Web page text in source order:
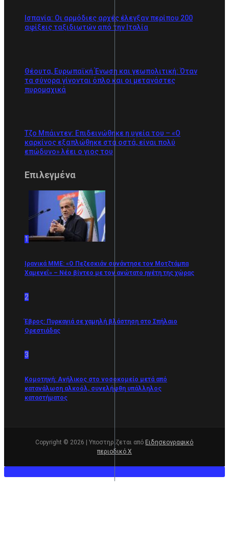
Ισπανία: Οι αρμόδιες αρχές έλεγξαν περίπου 200
αφίξεις ταξιδιωτών από την Ιταλία
Θέουτα, Ευρωπαϊκή Ένωση και γεωπολιτική: Όταν
τα σύνορα γίνονται όπλο και οι μετανάστες
πυρομαχικά
Τζο Μπάιντεν: Επιδεινώθηκε η υγεία του – «Ο
καρκίνος εξαπλώθηκε στα οστά, είναι πολύ
επώδυνο» λέει ο γιος του
Επιλεγμένα
1
Ιρανικά ΜΜΕ: «Ο Πεζεσκιάν συνάντησε τον Μοτζτάμπα
Χαμενεΐ» – Νέο βίντεο με τον ανώτατο ηγέτη της χώρας
2
Έβρος: Πυρκαγιά σε χαμηλή βλάστηση στο Σπήλαιο
Ορεστιάδας
3
Κομοτηνή: Ανήλικος στο νοσοκομείο μετά από
κατανάλωση αλκοόλ, συνελήφθη υπάλληλος
καταστήματος
Copyright © 2026 | Υποστηρίζεται από Ειδησεογραφικό
περιοδικό Χ